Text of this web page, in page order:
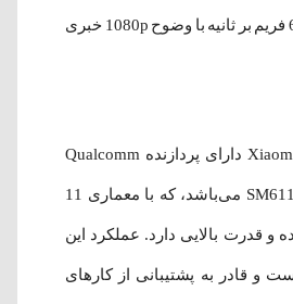
4K و همچنین نرخ 60 فریم بر ثانیه با وضوح 1080p خبری
گوشی Xiaomi Redmi 9T دارای پردازنده Qualcomm
SM6115 Snapdragon 662 می‌باشد، که با معماری 11
و قدرت بالایی دارد. عملکرد این
و قادر به پشتیبانی از کارهای